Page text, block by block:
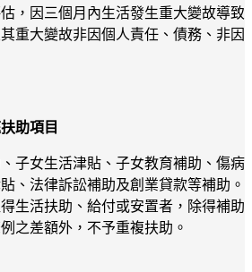
，因三個月內生活發生重大變故導致
重大變故非因個人責任、債務、非因
助項目
子女生活津貼、子女教育補助、傷病
、法律訴訟補助及創業貸款等補助。
生活扶助、給付或安置者，除得補助
之差額外，不予重複扶助。